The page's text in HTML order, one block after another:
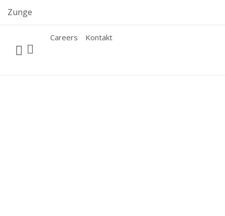
Zunge
Careers Kontakt